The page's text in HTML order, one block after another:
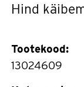
Hind
Tootekood:
13024609